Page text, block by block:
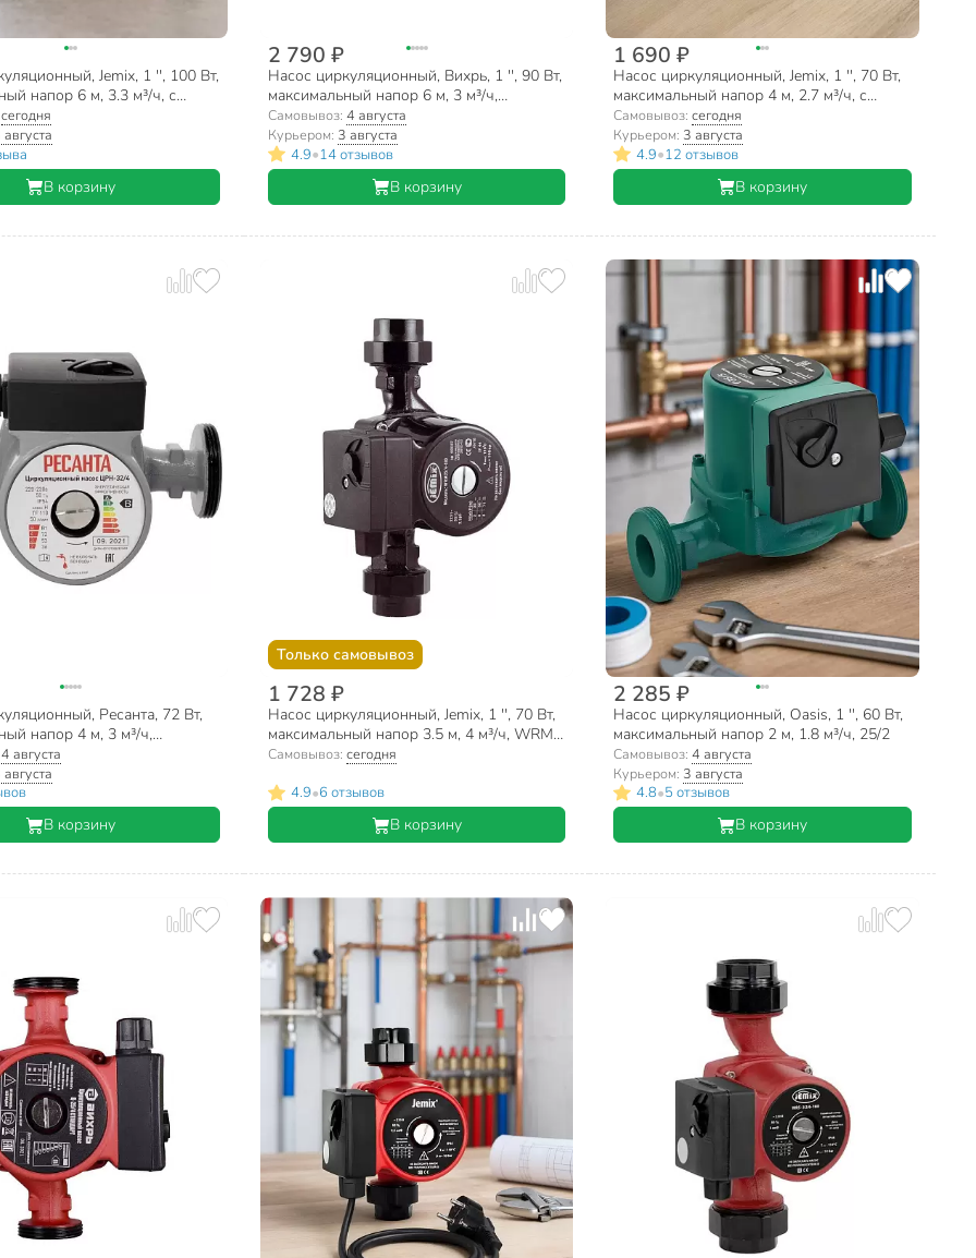
Jemix, 1 '', 100 Вт,
напор 6 м, 3.3 м³/ч, с
25/6-180
сегодня
августа
В корзину
2 790 ₽
Насос циркуляционный, Вихрь, 1 '', 90 Вт,
максимальный напор 6 м, 3 м³/ч,
Стандарт Ц-25/6
Самовывоз: 4 августа
Курьером: 3 августа
4.9•14 отзывов
В корзину
1 690 ₽
Насос циркуляционный, Jemix, 1 '', 70 Вт,
максимальный напор 4 м, 2.7 м³/ч, с
кабелем, ЦН-25/4-180
Самовывоз:сегодня
Курьером: 3 августа
4.9•12 отзывов
В корзину
Ресанта, 72 Вт,
напор 4 м, 3 м³/ч,
4 августа
августа
В корзину
Только самовывоз
1 728 ₽
Насос циркуляционный, Jemix, 1 '', 70 Вт,
максимальный напор 3.5 м, 4 м³/ч, WRM-
25/4-180
Самовывоз: сегодня
4.9•6 отзывов
В корзину
2 285 ₽
Насос циркуляционный, Oasis, 1 '', 60 Вт,
максимальный напор 2 м, 1.8 м³/ч, 25/2
Самовывоз:4 августа
Курьером: 3 августа
4.8•5 отзывов
В корзину